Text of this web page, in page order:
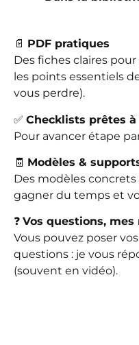
📄 PDF pratiques
Des fiches claires
les points essentiels
vous perdre).
✅ Checklists prêtes à
Pour avancer étape
🧾 Modèles &
Des modèles
gagner du temps et
❓ Vos questions, mes
Vous pouvez poser
questions : je vous
(souvent en vidéo).